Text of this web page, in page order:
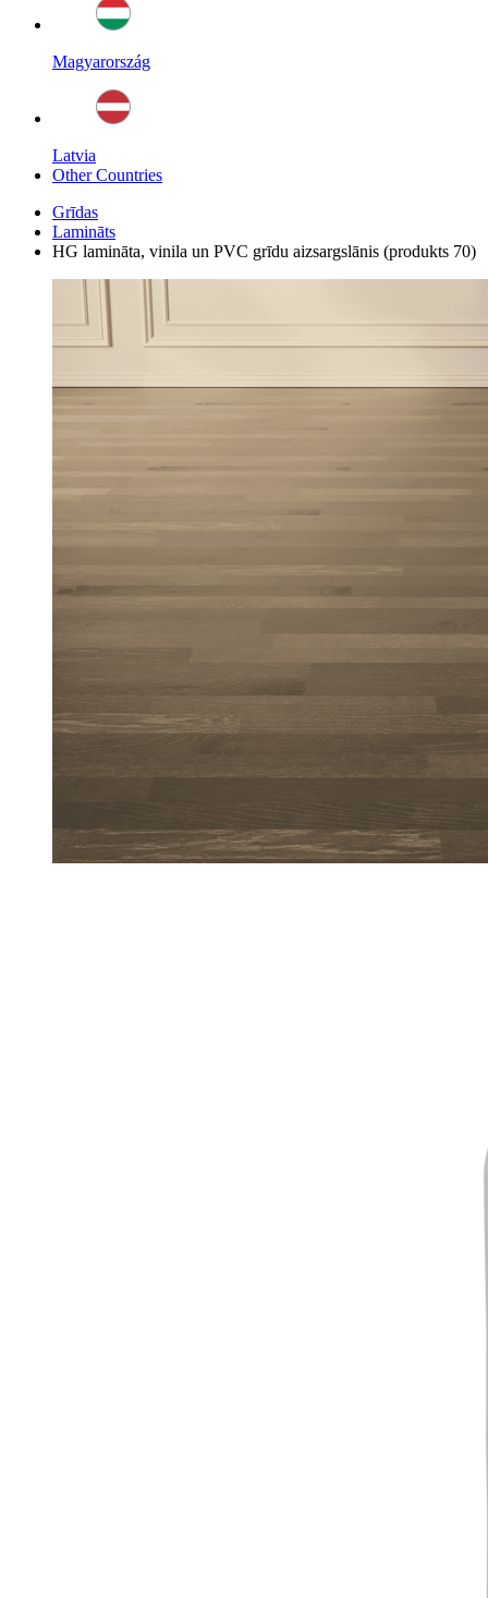
Magyarország
Latvia
Other Countries
Grīdas
Lamināts
HG lamināta, vinila un PVC grīdu aizsargslānis (produkts 70)